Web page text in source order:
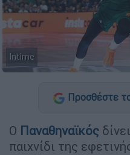
Intime
Προσθέστε
Ο Παναθηναϊκός
παιχνίδι της